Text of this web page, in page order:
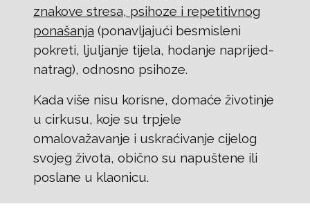
znakove stresa, psihoze i repetitivnog
ponašanja (ponavljajući besmisleni
pokreti, ljuljanje tijela, hodanje naprijed-
natrag), odnosno psihoze.
Kada više nisu korisne, domaće životinje
u cirkusu, koje su trpjele
omalovažavanje i uskraćivanje cijelog
svojeg života, obično su napuštene ili
poslane u klaonicu.